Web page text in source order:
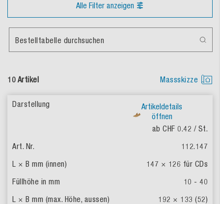
Alle Filter anzeigen
10 Artikel Massskizze
Bestelltabelle durchsuchen
Artikeldetails
öffnen
ab CHF 0.42 / St.
112.147
147 × 126 für CDs
10 - 40
192 × 133 (52)